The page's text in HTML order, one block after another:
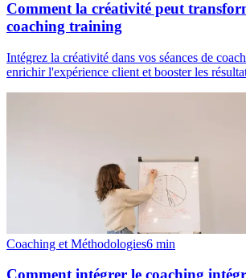
Comment la créativité peut
coaching training
Intégrez la créativité dans vos séances de
enrichir l'expérience client et booster les
Coaching et Méthodologies6 min